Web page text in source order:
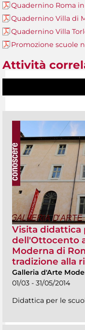
Quadernino Roma
Quadernino Villa di
Quadernino Villa
Promozione scuole
Attività
Visita didattica
dell'Ottocento
Moderna di
tradizione alla
Galleria d'Arte
01/03 - 31/05/2014
Didattica per le